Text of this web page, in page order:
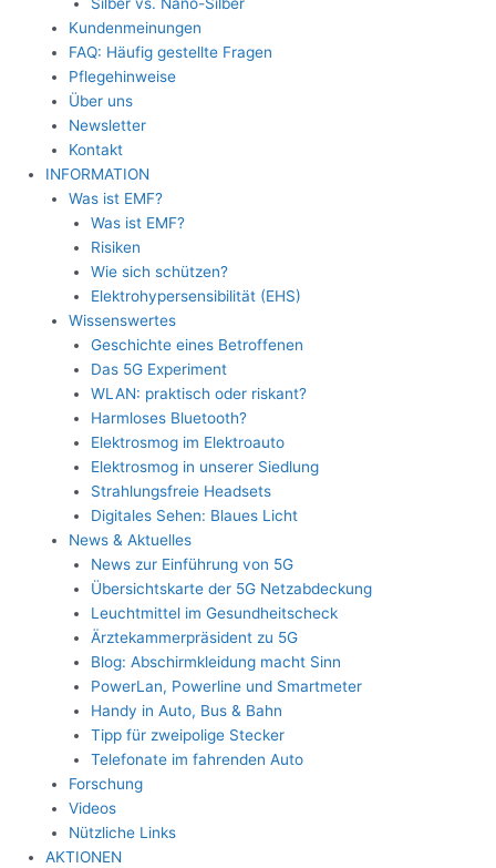
Kundenmeinungen
FAQ: Häufig gestellte Fragen
Pflegehinweise
Über uns
Newsletter
Kontakt
INFORMATION
Was ist EMF?
Was ist EMF?
Risiken
Wie sich schützen?
Elektrohypersensibilität (EHS)
Wissenswertes
Geschichte eines Betroffenen
Das 5G Experiment
WLAN: praktisch oder riskant?
Harmloses Bluetooth?
Elektrosmog im Elektroauto
Elektrosmog in unserer Siedlung
Strahlungsfreie Headsets
Digitales Sehen: Blaues Licht
News & Aktuelles
News zur Einführung von 5G
Übersichtskarte der 5G Netzabdeckung
Leuchtmittel im Gesundheitscheck
Ärztekammerpräsident zu 5G
Blog: Abschirmkleidung macht Sinn
PowerLan, Powerline und Smartmeter
Handy in Auto, Bus & Bahn
Tipp für zweipolige Stecker
Telefonate im fahrenden Auto
Forschung
Videos
Nützliche Links
AKTIONEN